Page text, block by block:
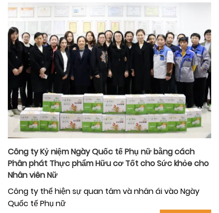
Công ty Kỷ niệm Ngày Quốc tế Phụ nữ bằng cách
Phân phát Thực phẩm Hữu cơ Tốt cho Sức khỏe cho
Nhân viên Nữ
Công ty thể hiện sự quan tâm và nhân ái vào Ngày
Quốc tế Phụ nữ